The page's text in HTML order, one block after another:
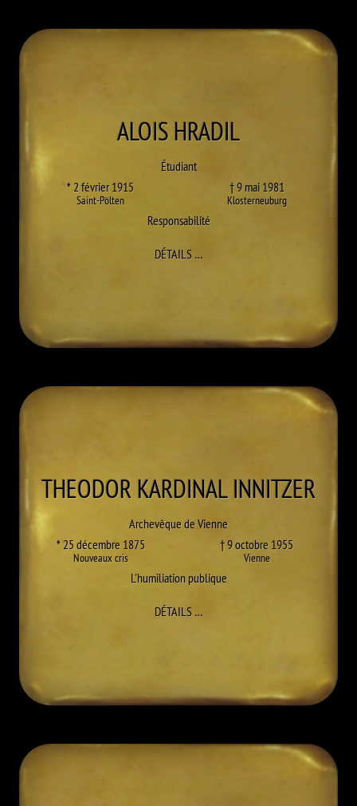
ALOISHRADIL
Étudiant
* 2 février 1915
Saint-Pölten
† 9 mai 1981
Klosterneuburg
Responsabilité
DÉTAILS…À ALOIS HRADIL
THEODOR KARDINALINNITZER
Archevêque de Vienne
* 25 décembre 1875
Nouveaux cris
† 9 octobre 1955
Vienne
L'humiliation publique
DÉTAILS…À THEODOR KARDINAL INNITZER